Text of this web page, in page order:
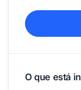
O que está